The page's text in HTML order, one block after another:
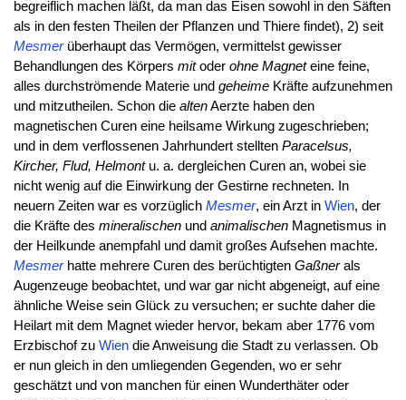
begreiflich machen läßt, da man das Eisen sowohl in den Säften
als in den festen Theilen der Pflanzen und Thiere findet), 2) seit
Mesmerüberhaupt das Vermögen, vermittelst gewisser
Behandlungen des Körpers mitoder ohne Magneteine feine,
alles durchströmende Materie und geheimeKräfte aufzunehmen
und mitzutheilen. Schon die altenAerzte haben den
magnetischen Curen eine heilsame Wirkung zugeschrieben;
und in dem verflossenen Jahrhundert stellten Paracelsus,
Kircher, Flud, Helmontu. a. dergleichen Curen an, wobei sie
nicht wenig auf die Einwirkung der Gestirne rechneten. In
neuern Zeiten war es vorzüglich Mesmer, ein Arzt in Wien, der
die Kräfte des mineralischenund animalischenMagnetismus in
der Heilkunde anempfahl und damit großes Aufsehen machte.
Mesmerhatte mehrere Curen des berüchtigten Gaßnerals
Augenzeuge beobachtet, und war gar nicht abgeneigt, auf eine
ähnliche Weise sein Glück zu versuchen; er suchte daher die
Heilart mit dem Magnet wieder hervor, bekam aber 1776 vom
Erzbischof zu Wiendie Anweisung die Stadt zu verlassen. Ob
er nun gleich in den umliegenden Gegenden, wo er sehr
geschätzt und von manchen für einen Wunderthäter oder